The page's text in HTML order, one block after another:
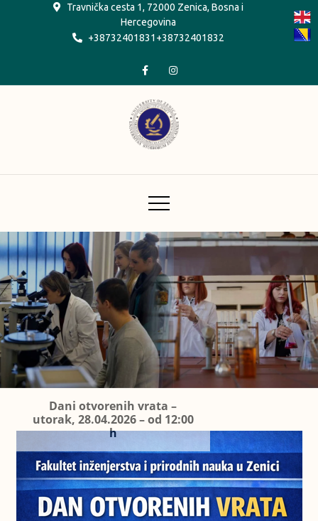
Travnička cesta 1, 72000 Zenica, Bosna i
Hercegovina
+38732401831+38732401832
Dani otvorenih vrata –
utorak, 28.04.2026 – od 12:00
h